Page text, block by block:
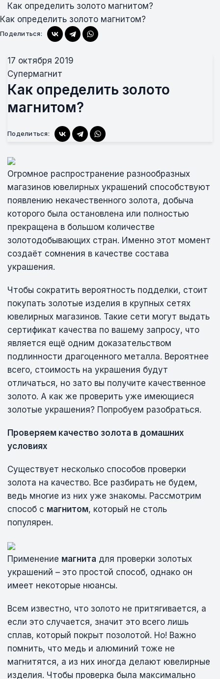
Как определить золото магнитом?
Как определить золото магнитом?
Поделиться:
17 октября 2019
Супермагнит
Как определить золото
магнитом?
Поделиться:
Огромное распространение разнообразных
магазинов ювелирных украшений способствуют
появлению некачественного золота, добыча
которого была остановлена или полностью
прекращена в большом количестве
золотодобывающих стран. Именно этот момент
создаёт сомнения в качестве состава
украшения.
Чтобы сократить вероятность подделки, стоит
покупать золотые изделия в крупных сетях
ювелирных магазинов. Такие сети могут выдать
сертификат качества по вашему запросу, что
является ещё одним доказательством
подлинности драгоценного металла. Вероятнее
всего, стоимость на украшения будут
отличаться, но зато вы получите качественное
золото. А как же проверить уже имеющиеся
золотые украшения? Попробуем разобраться.
Проверяем качество золота в домашних
условиях
Существует несколько способов проверки
золота на качество. Все разбирать не будем,
ведь многие из них уже знакомы. Рассмотрим
способ с магнитом, который не столь
популярен.
Применение магнита для проверки золотых
украшений – это простой способ, однако он
имеет некоторые нюансы.
Всем известно, что золото не притягивается, а
если это случается, значит это всего лишь
сплав, который покрыт позолотой. Но! Важно
помнить, что медь и алюминий тоже не
магнитятся, а из них иногда делают ювелирные
изделия. Чтобы проверка была максимально